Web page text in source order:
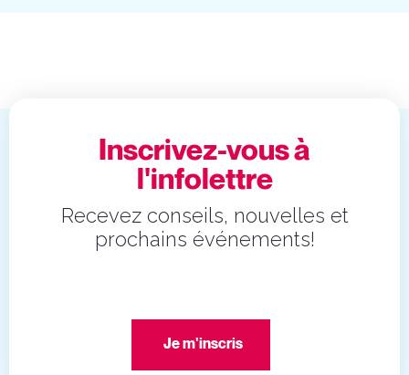
Inscrivez-vous à
l'infolettre
Recevez conseils, nouvelles et
prochains événements!
Je m'inscris